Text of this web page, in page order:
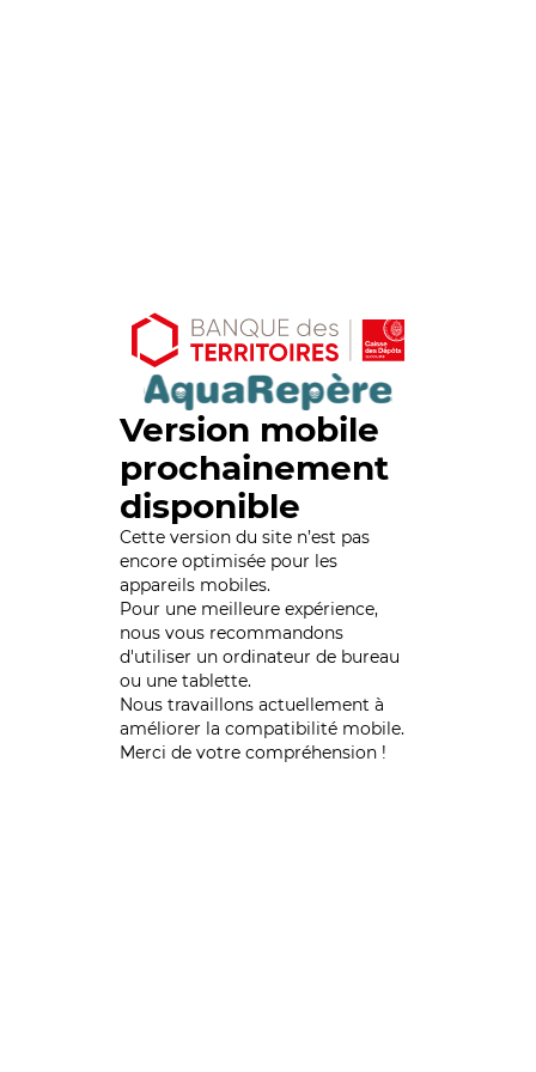
Version mobile
prochainement
disponible
Cette version du site n’est pas
encore optimisée pour les
appareils mobiles.
Pour une meilleure expérience,
nous vous recommandons
d'utiliser un ordinateur de bureau
ou une tablette.
Nous travaillons actuellement à
améliorer la compatibilité mobile.
Merci de votre compréhension !